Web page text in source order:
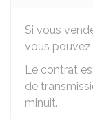
Si vous
vous pouvez
Le contrat
de
minuit.